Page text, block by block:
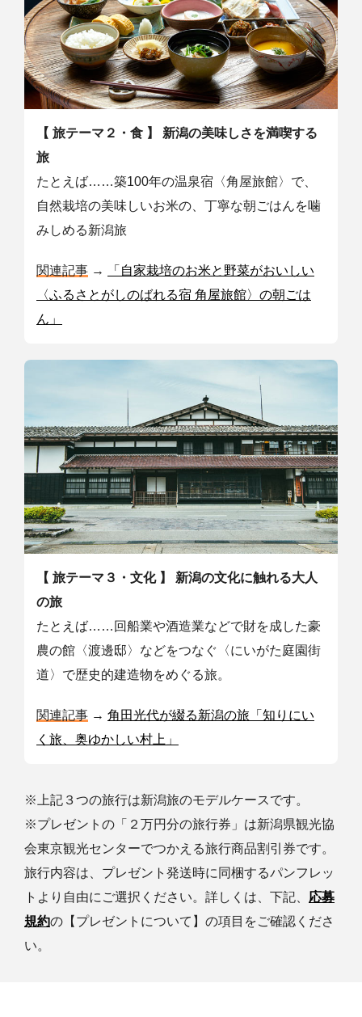
【 旅テーマ２・食 】 新潟の美味しさを満喫する
旅
たとえば……築100年の温泉宿〈角屋旅館〉で、
自然栽培の美味しいお米の、丁寧な朝ごはんを噛
みしめる新潟旅
関連記事 →
「自家栽培のお米と野菜がおいしい
〈ふるさとがしのばれる宿 角屋旅館〉の朝ごは
ん」
【 旅テーマ３・文化 】 新潟の文化に触れる大人
の旅
たとえば……回船業や酒造業などで財を成した豪
農の館〈渡邊邸〉などをつなぐ〈にいがた庭園街
道〉で歴史的建造物をめぐる旅。
関連記事 → 角田光代が綴る新潟の旅「知りにい
く旅、奥ゆかしい村上」
※上記３つの旅行は新潟旅のモデルケースです。
※プレゼントの「２万円分の旅行券」は新潟県観光協
会東京観光センターでつかえる旅行商品割引券です。
旅行内容は、プレゼント発送時に同梱するパンフレッ
トより自由にご選択ください。詳しくは、下記、 応募
規約の【プレゼントについて】の項目をご確認くださ
い。